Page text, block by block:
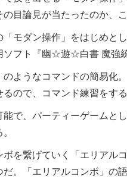
の目論見が当たったのか、
モダン操作」をはじめと
ソフト『幽☆遊☆白書 魔強
ようなコマンドの簡易化
ので、コマンド練習をす
で、パーティーゲームと
を繋げていく「エリアル
。「エリアルコンボ」の